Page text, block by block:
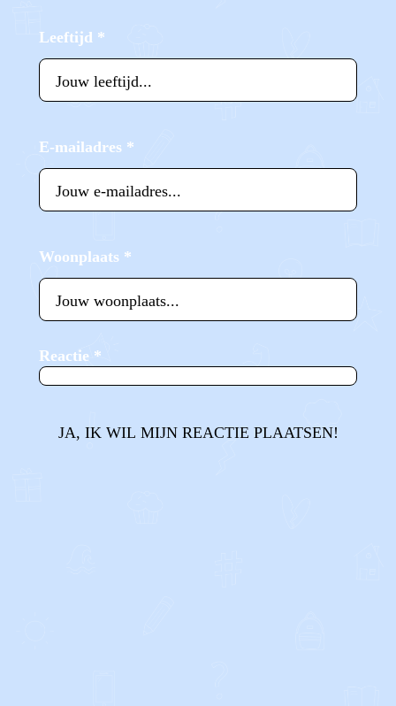
Leeftijd *
E-mailadres *
Woonplaats *
Reactie *
JA, IK WIL MIJN REACTIE PLAATSEN!